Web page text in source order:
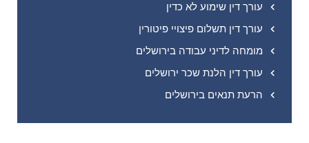
עורך דין שימוע לא כדין
עורך דין תשלום פיצויי פיטורין
מומחה לדיני עבודה בירושלים
עורך דין הלנת שכר ירושלים
הרעת תנאים בירושלים